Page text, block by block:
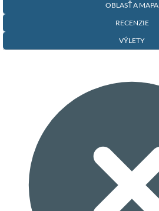
OBLASŤ A MAPA
RECENZIE
VÝLETY